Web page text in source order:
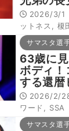
スト活
らわれず
整える！
2026/3/1
ットネス
榎
サマスタ選
63歳に
ボディ！
する還
前はくび
尻でした
2026/2/
ワード
SSA
サマスタ選